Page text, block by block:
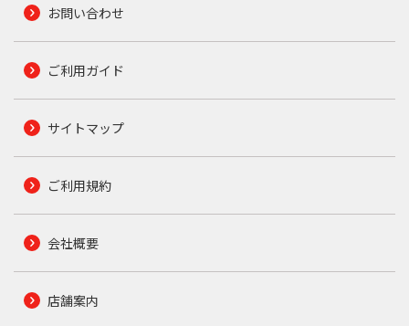
お問い合わせ
ご利用ガイド
サイトマップ
ご利用規約
会社概要
店舗案内